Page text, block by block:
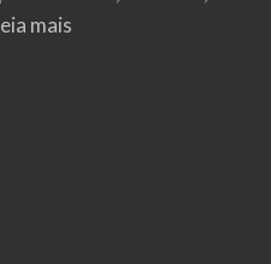
mais